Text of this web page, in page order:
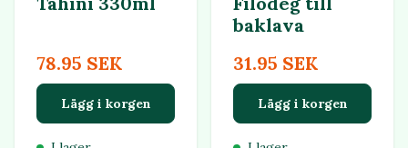
78.95 SEK
Lägg i korgen
baklava
31.95 SEK
Lägg i korgen